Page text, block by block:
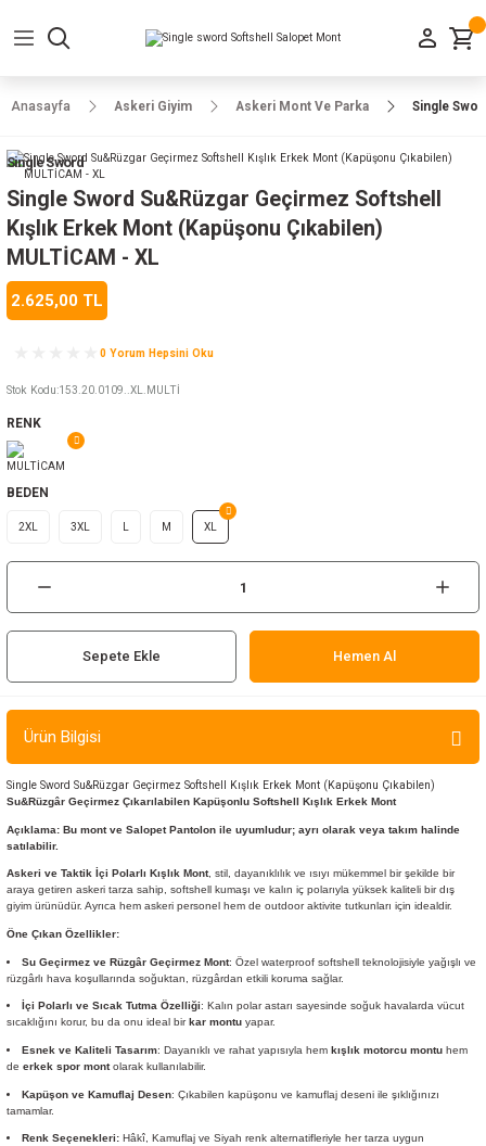
Combat
Anasayfa Askeri Giyim Askeri Mont Ve Parka Single
Single Sword
Single Sword Su&Rüzgar Geçirmez Softshell
Kışlık Erkek Mont (Kapüşonu Çıkabilen)
MULTİCAM - XL
2.625,00 TL
0 Yorum Hepsini Oku
Stok Kodu:153.20.0109..XL.MULTİ
RENK
BEDEN
2XL 3XL M XL
Sepete Ekle Hemen Al
Ürün Bilgisi
Single Sword Su&Rüzgar Geçirmez Softshell Kışlık Erkek Mont (Kapüşonu Çıkabilen)
Su&Rüzgâr Geçirmez Çıkarılabilen Kapüşonlu Softshell Kışlık Erkek Mont
Açıklama: Bu mont ve Salopet Pantolon ile uyumludur; ayrı olarak veya takım halinde
satılabilir.
Askeri ve Taktik İçi Polarlı Kışlık Mont, stil, dayanıklılık ve ısıyı mükemmel bir şekilde bir
araya getiren askeri tarza sahip, softshell kumaşı ve kalın iç polarıyla yüksek kaliteli bir dış
giyim ürünüdür. Ayrıca hem askeri personel hem de outdoor aktivite tutkunları için idealdir.
Öne Çıkan Özellikler:
Su Geçirmez ve Rüzgâr Geçirmez Mont: Özel waterproof softshell teknolojisiyle yağışlı ve
rüzgârlı hava koşullarında soğuktan, rüzgârdan etkili koruma sağlar.
İçi Polarlı ve Sıcak Tutma Özelliği: Kalın polar astarı sayesinde soğuk havalarda vücut
sıcaklığını korur, bu da onu ideal birkar montu yapar.
Esnek ve Kaliteli Tasarım: Dayanıklı ve rahat yapısıyla hemkışlık motorcu montu hem
de erkek spor montolarak kullanılabilir.
Kapüşon ve Kamuflaj Desen: Çıkabilen kapüşonu ve kamuflaj deseni ile şıklığınızı
tamamlar.
Renk Seçenekleri:Hâkî, Kamuflaj ve Siyah renk alternatifleriyle her tarza uygun